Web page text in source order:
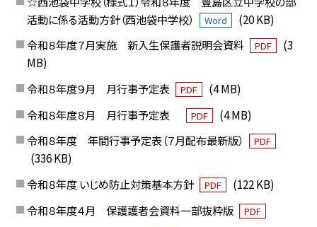
活動に係る活動方針（西池袋中学校）
Word
(20 KB)
令和８年度７月実施 新入生保護者説明会資料
PDF
(3
MB)
令和８年度９月 月行事予定表
PDF
(4 MB)
令和８年度８月 月行事予定表
PDF
(4 MB)
令和８年度 年間行事予定表（７月配布最新版）
PDF
(336 KB)
令和８年度 いじめ防止対策基本方針
PDF
(122 KB)
令和８年度４月 保護護者会資料一部抜粋版
PDF